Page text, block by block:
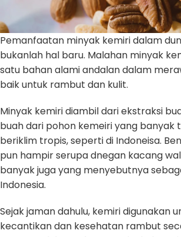
Pemanfaatan minyak kemiri dalam
bukanlah hal baru. Malahan minyak
satu bahan alami andalan dalam
baik untuk rambut dan kulit.
Minyak kemiri diambil dari ekstraksi
buah dari pohon kemeiri yang banyak
beriklim tropis, seperti di Indoneisa.
pun hampir serupa dnegan kacang
banyak juga yang menyebutnya
Indonesia.
Sejak jaman dahulu, kemiri digunakan
kecantikan dan kesehatan rambut